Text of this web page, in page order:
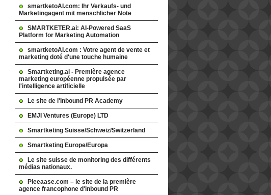
smartketoAI.com: Ihr Verkaufs- und
Marketingagent mit menschlicher Note
SMARTKETER.ai: AI-Powered SaaS
Platform for Marketing Automation
smartketoAI.com : Votre agent de vente et
marketing doté d'une touche humaine
Smartketing.ai - Première agence
marketing européenne propulsée par
l'intelligence artificielle
Le site de l'Inbound PR Academy
EMJI Ventures (Europe) LTD
Smartketing Suisse/Schweiz/Switzerland
Smartketing Europe/Europa
Le site suisse de monitoring des différents
médias nationaux.
Pleeaase.com – le site de la première
agence francophone d'inbound PR